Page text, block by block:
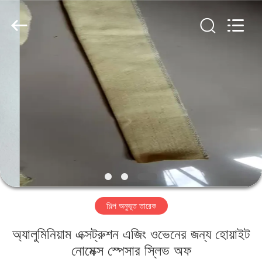
কারখানা
LTD.
Reserved.
শিল্প অনুভূত তারেক
অ্যালুমিনিয়াম এক্সট্রুশন এজিং ওভেনের জন্য হোয়াইট
নোমেক্স স্পেসার স্লিভ অফ